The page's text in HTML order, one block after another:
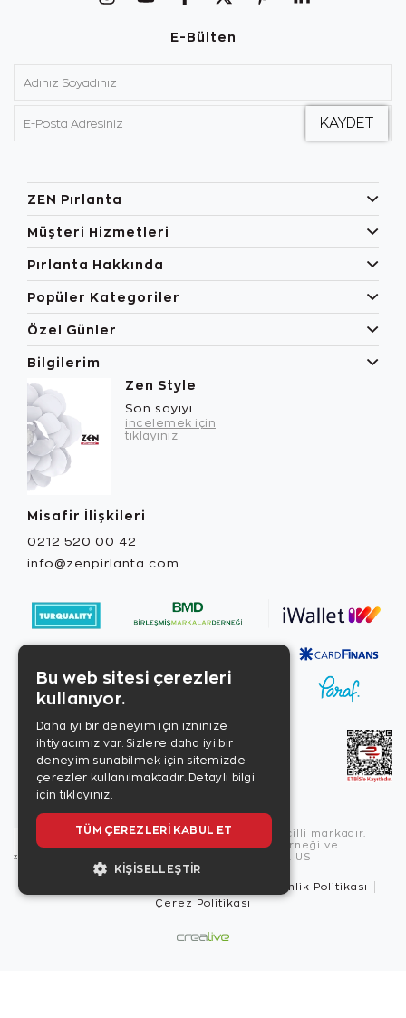
E-Bülten
ZEN Pırlanta
Müşteri Hizmetleri
Pırlanta Hakkında
Popüler Kategoriler
Özel Günler
Bilgilerim
Zen Style
Son sayıyı
incelemek için
tıklayınız.
Misafir İlişkileri
0212 520 00 42
info@zenpirlanta.com
Copyright © 2026, Zen Diamond tescilli markadır.
Zen Diamond Birleşmiş Markalar Derneği ve
Turquality Destek Programı üyesidir. US
Güvenlik Politikası
Çerez Politikası
Bu web sitesi çerezleri
kullanıyor.
Daha iyi bir deneyim için izninize
ihtiyacımız var. Sizlere daha iyi bir
deneyim sunabilmek için sitemizde
çerezler kullanılmaktadır. Detaylı bilgi
için tıklayınız.
TÜM ÇEREZLERI KABUL ET
KIŞISELLEŞTIR